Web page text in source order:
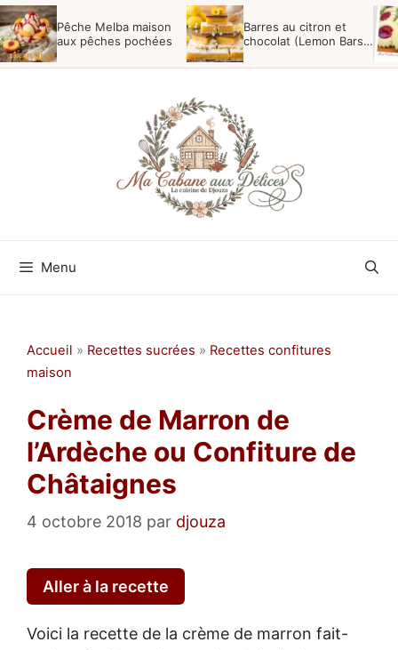
Aller
au
contenu
Pêche Melba maison
aux pêches pochées
Barres au citron et
chocolat (Lemon Bars
Menu
Accueil » Recettes sucrées » Recettes confitures
maison
Crème de Marron de
l’Ardèche ou Confiture de
Châtaignes
4 octobre 2018 par djouza
Aller à la recette
Voici la recette de la crème de marron fait-